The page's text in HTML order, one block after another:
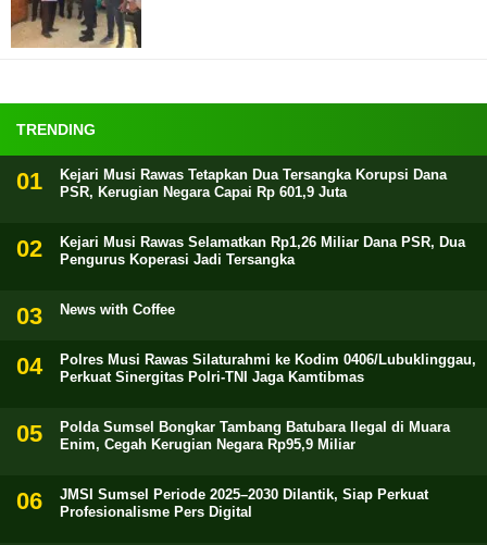
TRENDING
Kejari Musi Rawas Tetapkan Dua Tersangka Korupsi Dana
PSR, Kerugian Negara Capai Rp 601,9 Juta
Kejari Musi Rawas Selamatkan Rp1,26 Miliar Dana PSR, Dua
Pengurus Koperasi Jadi Tersangka
News with Coffee
Polres Musi Rawas Silaturahmi ke Kodim 0406/Lubuklinggau,
Perkuat Sinergitas Polri-TNI Jaga Kamtibmas
Polda Sumsel Bongkar Tambang Batubara Ilegal di Muara
Enim, Cegah Kerugian Negara Rp95,9 Miliar
JMSI Sumsel Periode 2025–2030 Dilantik, Siap Perkuat
Profesionalisme Pers Digital